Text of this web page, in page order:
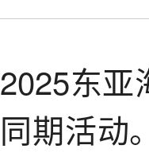
2025东亚
同期活动